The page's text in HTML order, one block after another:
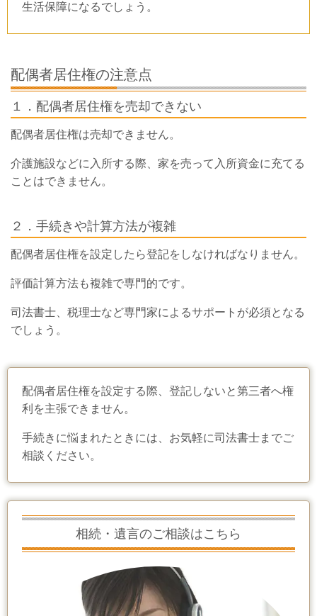
生活保障になるでしょう。
配偶者居住権の注意点
１．配偶者居住権を売却できない
配偶者居住権は売却できません。
介護施設などに入所する際、家を売って入所資金に充てる
ことはできません。
２．手続きや計算方法が複雑
配偶者居住権を設定したら登記をしなければなりません。
評価計算方法も複雑で専門的です。
司法書士、税理士など専門家によるサポートが必須となる
でしょう。
配偶者居住権を設定する際、登記しないと第三者へ権
利を主張できません。
手続きに悩まれたときには、お気軽に司法書士までご
相談ください。
相続・遺言のご相談はこちら